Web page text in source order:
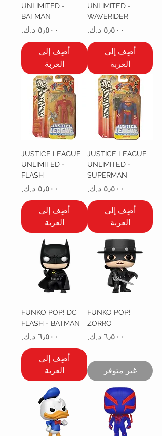
UNLIMITED -
WAVERIDER
السعر
أضِف إلى
العربة
UNLIMITED -
BATMAN
السعر
أضِف إلى
العربة
JUSTICE LEAGUE
UNLIMITED -
SUPERMAN
السعر
أضِف إلى
العربة
JUSTICE LEAGUE
UNLIMITED -
FLASH
السعر
أضِف إلى
العربة
FUNKO POP!
ZORRO
السعر
غير متوفر
FUNKO POP! DC
FLASH - BATMAN
السعر
أضِف إلى
العربة